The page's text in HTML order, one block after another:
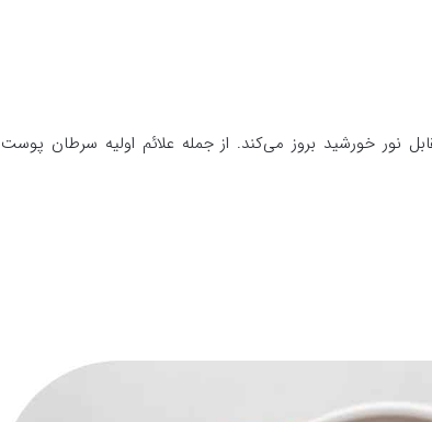
نور خورشید بروز می‌کند. از جمله علائم اولیه سرطان پوست